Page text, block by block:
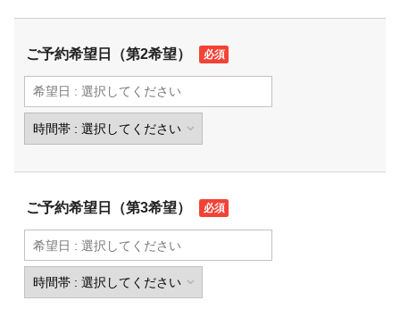
ご予約希望日（第2希望）
ご予約希望日（第3希望）